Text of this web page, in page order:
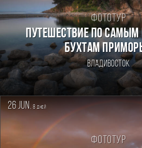
Фототур
ПУТЕШЕСТВИЕ ПО
БУХТАМ
Владивосток
26 jun. 8 дней
Фототур